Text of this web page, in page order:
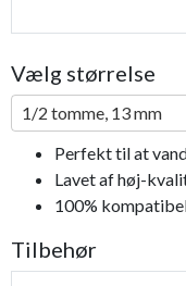
Vælg størrelse
1/2 tomme, 13 mm
Perfekt til at
Lavet af høj-
100%
Tilbehør